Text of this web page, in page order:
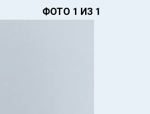
ФОТО 1 ИЗ 1